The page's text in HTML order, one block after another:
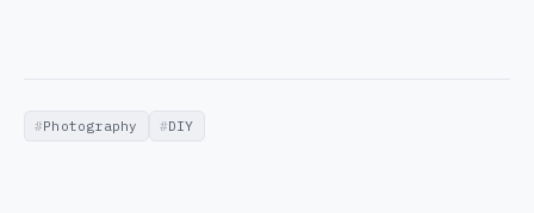
Photography DIY